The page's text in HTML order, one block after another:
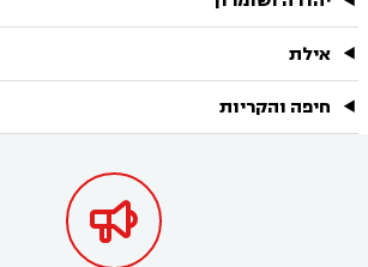
אילת
חיפה והקריות
